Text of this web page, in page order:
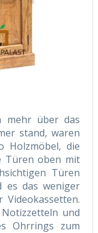
mehr über das
stand, waren
Holzmöbel, die
Türen oben mit
Türen
es das weniger
und
Ohrrings zum